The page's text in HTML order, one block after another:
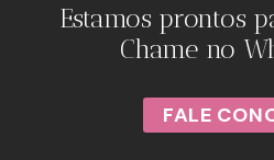
Estamos prontos
Chame no
FALE